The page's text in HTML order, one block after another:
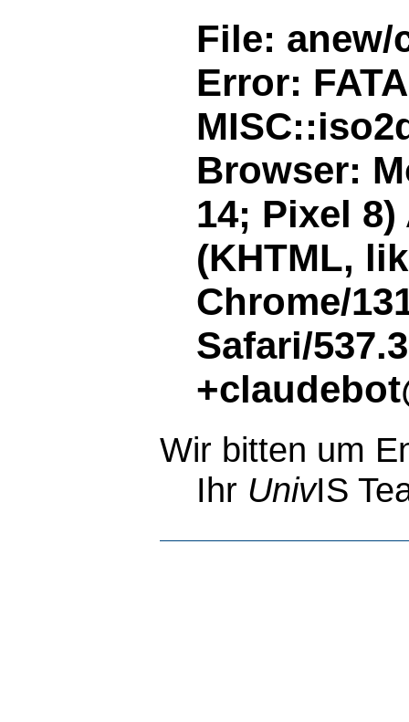
File: anew/
Error:
Browser:
14; Pixel
(KHTML,
Chrome/
Safari/
Wir bitten um
Ihr UnivIS